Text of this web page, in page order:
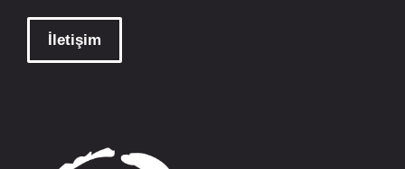
İletişim